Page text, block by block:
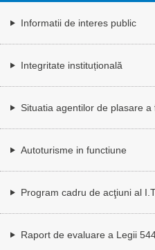
Informatii de interes public
Integritate instituțională
Situatia agentilor de plasare a
Autoturisme in functiune
Program cadru de acţiuni al
Raport de evaluare a Legii